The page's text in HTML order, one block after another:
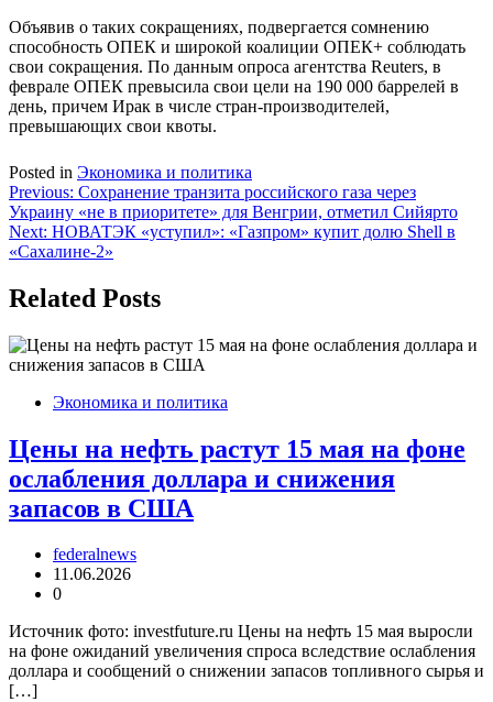
Объявив о таких сокращениях, подвергается сомнению
способность ОПЕК и широкой коалиции ОПЕК+ соблюдать
свои сокращения. По данным опроса агентства Reuters, в
феврале ОПЕК превысила свои цели на 190 000 баррелей в
день, причем Ирак в числе стран-производителей,
превышающих свои квоты.
Posted in Экономика и политика
Навигация
по
записям
Previous: Сохранение транзита российского газа через
Украину «не в приоритете» для Венгрии, отметил Сийярто
Next: НОВАТЭК «уступил»: «Газпром» купит долю Shell в
«Сахалине-2»
Related Posts
Экономика и политика
Цены на нефть растут 15 мая на фоне
ослабления доллара и снижения
запасов в США
federalnews
11.06.2026
0
Источник фото: investfuture.ru Цены на нефть 15 мая выросли
на фоне ожиданий увеличения спроса вследствие ослабления
доллара и сообщений о снижении запасов топливного сырья и
[…]